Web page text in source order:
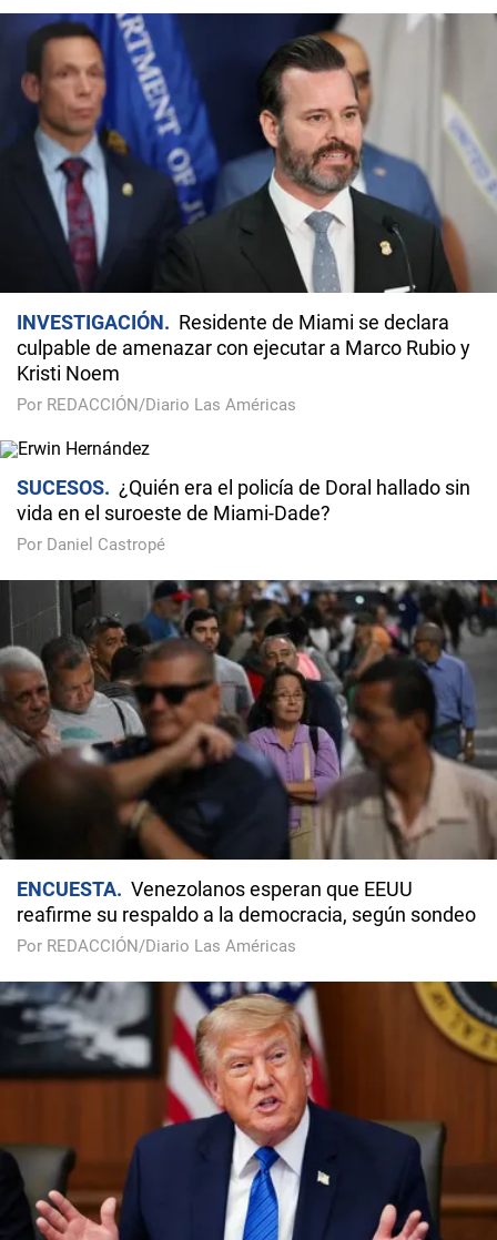
INVESTIGACIÓN
Residente de Miami se declara
culpable de amenazar con ejecutar a Marco Rubio y
Kristi Noem
Por REDACCIÓN/Diario Las Américas
SUCESOS
¿Quién era el policía de Doral hallado sin
vida en el suroeste de Miami-Dade?
Por Daniel Castropé
ENCUESTA
Venezolanos esperan que EEUU
reafirme su respaldo a la democracia, según sondeo
Por REDACCIÓN/Diario Las Américas